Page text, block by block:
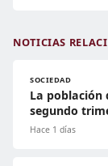
NOTICIAS
SOCIEDAD
La población
segundo
Hace 1 días